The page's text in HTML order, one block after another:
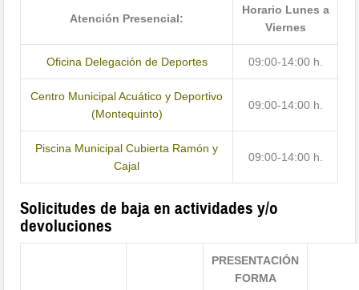
Atención Presencial:
Horario Lunes a
Viernes
Oficina Delegación de Deportes 09:00-14:00 h.
Centro Municipal Acuático y Deportivo
(Montequinto)
09:00-14:00 h.
Piscina Municipal Cubierta Ramón y
Cajal
09:00-14:00 h.
Solicitudes de baja en actividades y/o
devoluciones
PRESENTACIÓN
FORMA